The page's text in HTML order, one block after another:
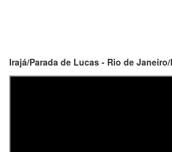
Irajá/Parada de Lucas - Rio de